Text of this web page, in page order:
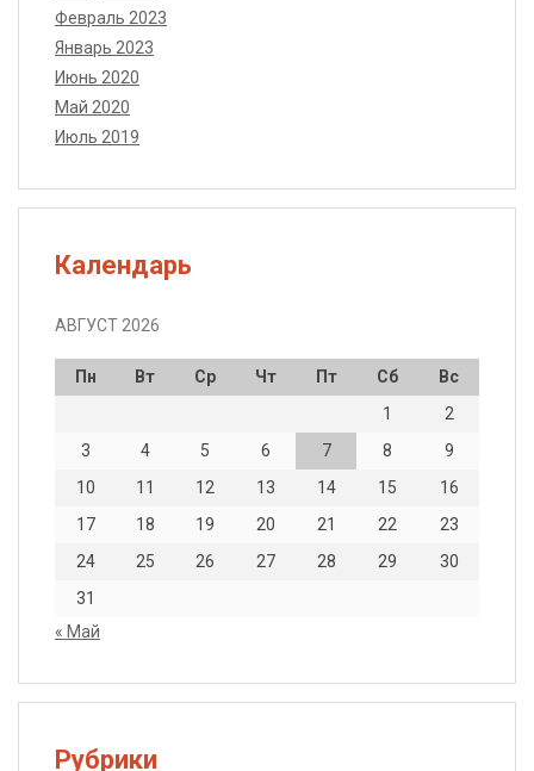
Февраль 2023
Январь 2023
Июнь 2020
Май 2020
Июль 2019
Календарь
АВГУСТ 2026
Пн Вт Ср Чт Пт Сб
Вс
1
2
3
4 5 6 7 8
9
10
11 12 13 14 15
16
17
18 19 20 21 22
23
24
25 26 27 28 29
30
31
« Май
Рубрики